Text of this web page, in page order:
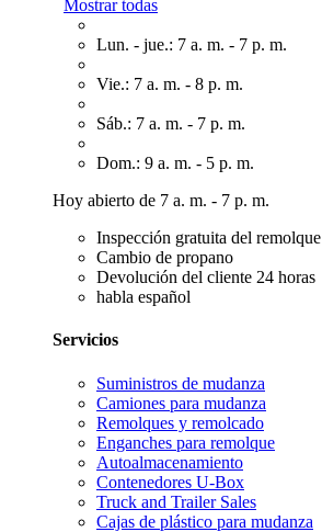
Mostrar todas
Lun. - jue.: 7 a. m. - 7 p. m.
Vie.: 7 a. m. - 8 p. m.
Sáb.: 7 a. m. - 7 p. m.
Dom.: 9 a. m. - 5 p. m.
Hoy abierto de 7 a. m. - 7 p. m.
Inspección gratuita del remolque
Cambio de propano
Devolución del cliente 24 horas
habla español
Servicios
Suministros de mudanza
Camiones para mudanza
Remolques y remolcado
Enganches para remolque
Autoalmacenamiento
Contenedores U-Box
Truck and Trailer Sales
Cajas de plástico para mudanza